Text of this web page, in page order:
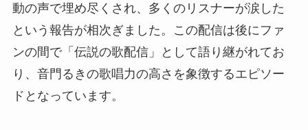
動の声で埋め尽くされ、多くのリスナーが涙した
という報告が相次ぎました。この配信は後にファ
ンの間で「伝説の歌配信」として語り継がれてお
り、音門るきの歌唱力の高さを象徴するエピソー
ドとなっています。